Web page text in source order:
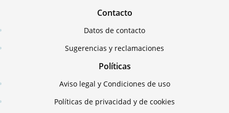
Contacto
Datos de contacto
Sugerencias y reclamaciones
Políticas
Aviso legal y Condiciones de uso
Políticas de privacidad y de cookies